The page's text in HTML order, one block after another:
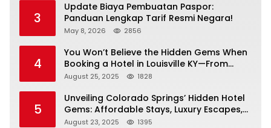
3
Update Biaya Pembuatan Paspor:
Panduan Lengkap Tarif Resmi Negara!
May 8, 2026 2856
4
You Won’t Believe the Hidden Gems When
Booking a Hotel in Louisville KY—From
Cheap to Luxe!
August 25, 2025 1828
5
Unveiling Colorado Springs’ Hidden Hotel
Gems: Affordable Stays, Luxury Escapes,
and Everything In Between!
August 23, 2025 1395